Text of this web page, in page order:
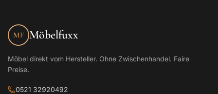
MF Möbelfuxx
Möbel direkt vom Hersteller. Ohne Zwischenhandel. Faire
Preise.
0521 32920492